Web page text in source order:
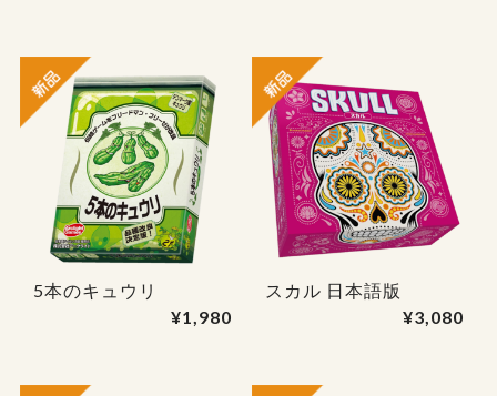
5本のキュウリ
¥1,980
スカル 日本語版
¥3,080